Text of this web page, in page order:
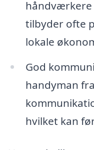
håndværkere
tilbyder ofte
lokale
God
handyman
hvilket kan